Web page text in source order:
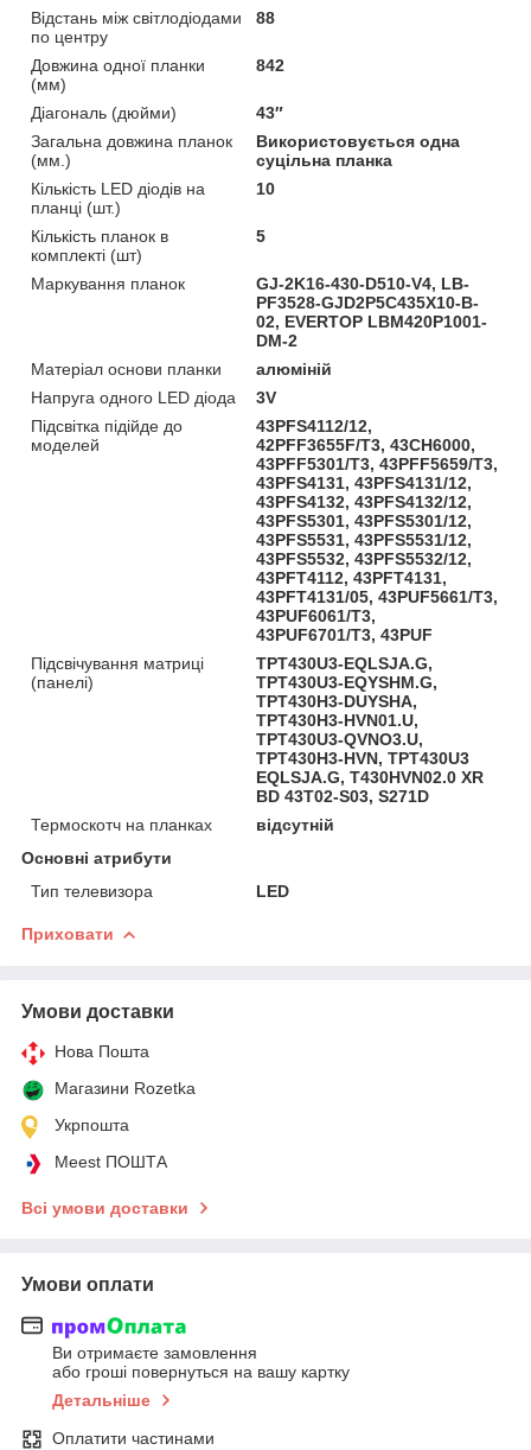
Відстань між світлодіодами
по центру
88
Довжина одної планки
(мм)
842
Діагональ (дюйми)
43″
Загальна довжина планок
(мм.)
Використовується одна
суцільна планка
Кількість LED діодів на
планці (шт.)
10
Кількість планок в
комплекті (шт)
5
Маркування планок
GJ-2K16-430-D510-V4, LB-
PF3528-GJD2P5C435X10-B-
02, EVERTOP LBM420P1001-
DM-2
Матеріал основи планки
алюміній
Напруга одного LED діода
3V
Підсвітка підійде до
моделей
43PFS4112/12,
42PFF3655F/T3, 43CH6000,
43PFF5301/T3, 43PFF5659/T3,
43PFS4131, 43PFS4131/12,
43PFS4132, 43PFS4132/12,
43PFS5301, 43PFS5301/12,
43PFS5531, 43PFS5531/12,
43PFS5532, 43PFS5532/12,
43PFT4112, 43PFT4131,
43PFT4131/05, 43PUF5661/T3,
43PUF6061/T3,
43PUF6701/T3, 43PUF
Підсвічування матриці
(панелі)
TPT430U3-EQLSJA.G,
TPT430U3-EQYSHM.G,
TPT430H3-DUYSHA,
TPT430H3-HVN01.U,
TPT430U3-QVNO3.U,
TPT430H3-HVN, TPT430U3
EQLSJA.G, T430HVN02.0 XR
BD 43T02-S03, S271D
Термоскотч на планках
відсутній
Основні атрибути
Тип телевизора
LED
Приховати
Умови доставки
Нова Пошта
Магазини Rozetka
Укрпошта
Meest ПОШТА
Всі умови доставки
Умови оплати
Ви отримаєте замовлення
або гроші повернуться на вашу картку
Детальніше
Оплатити частинами